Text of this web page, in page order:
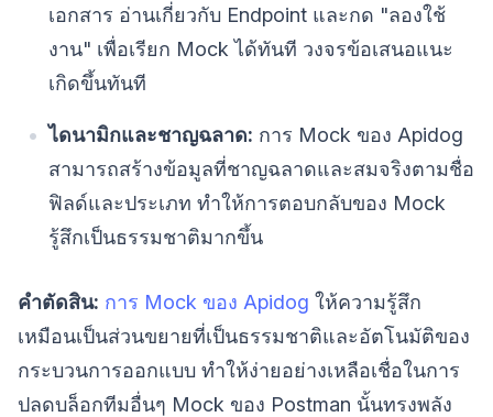
เอกสาร อ่านเกี่ยวกับ Endpoint และกด "ลองใช้
งาน" เพื่อเรียก Mock ได้ทันที วงจรข้อเสนอแนะ
เกิดขึ้นทันที
ไดนามิกและชาญฉลาด: การ Mock ของ Apidog
สามารถสร้างข้อมูลที่ชาญฉลาดและสมจริงตามชื่อ
ฟิลด์และประเภท ทำให้การตอบกลับของ Mock
รู้สึกเป็นธรรมชาติมากขึ้น
คำตัดสิน: การ Mock ของ Apidog ให้ความรู้สึก
เหมือนเป็นส่วนขยายที่เป็นธรรมชาติและอัตโนมัติของ
กระบวนการออกแบบ ทำให้ง่ายอย่างเหลือเชื่อในการ
ปลดบล็อกทีมอื่นๆ Mock ของ Postman นั้นทรงพลัง